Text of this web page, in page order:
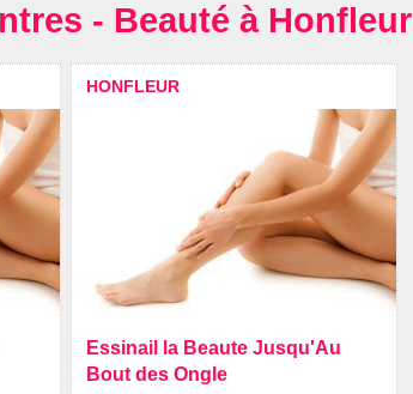
- Beauté à Honfleur
HONFLEUR
Essinail la Beaute Jusqu'Au
Bout des Ongle